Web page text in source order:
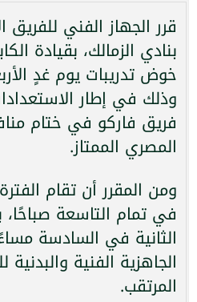
قرر الجهاز الفني للفريق
بنادي الزمالك، بقيادة
خوض تدريبات يوم غدٍ
وذلك في إطار
فريق فاركو في ختام
المصري الممتاز.
ومن المقرر أن تقام
في تمام التاسعة صباحًا،
الثانية في السادسة
الجاهزية الفنية والبدنية
المرتقب.